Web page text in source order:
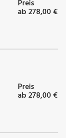
Preis
ab 278,00 €
Preis
ab 278,00 €